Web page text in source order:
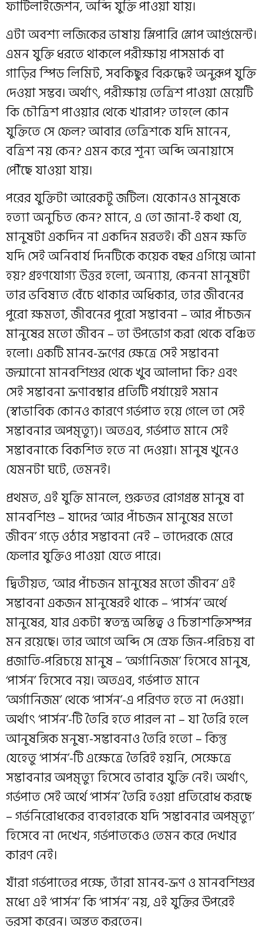
ফার্টিলাইজেশন, অব্দি যুক্তি পাওয়া যায়।
এটা অবশ্য লজিকের ভাষায় স্লিপারি স্লোপ আর্গুমেন্ট।
এমন যুক্তি ধরতে থাকলে পরীক্ষায় পাসমার্ক বা
গাড়ির স্পিড লিমিট, সবকিছুর বিরুদ্ধেই অনুরূপ যুক্তি
দেওয়া সম্ভব। অর্থাৎ, পরীক্ষায় তেত্রিশ পাওয়া মেয়েটি
কি চৌত্রিশ পাওয়ার থেকে খারাপ? তাহলে কোন
যুক্তিতে সে ফেল? আবার তেত্রিশকে যদি মানেন,
বত্রিশ নয় কেন? এমন করে শূন্য অব্দি অনায়াসে
পৌঁছে যাওয়া যায়।
পরের যুক্তিটা আরেকটু জটিল। যেকোনও মানুষকে
হত্যা অনুচিত কেন? মানে, এ তো জানা-ই কথা যে,
মানুষটা একদিন না একদিন মরতই। কী এমন ক্ষতি
যদি সেই অনিবার্য দিনটিকে কয়েক বছর এগিয়ে আনা
হয়? গ্রহণযোগ্য উত্তর হলো, অন্যায়, কেননা মানুষটা
তার ভবিষ্যত বেঁচে থাকার অধিকার, তার জীবনের
পুরো ক্ষমতা, জীবনের পুরো সম্ভাবনা – আর পাঁচজন
মানুষের মতো জীবন – তা উপভোগ করা থেকে বঞ্চিত
হলো। একটি মানব-ভ্রূণের ক্ষেত্রে সেই সম্ভাবনা
জন্মানো মানবশিশুর থেকে খুব আলাদা কি? এবং
সেই সম্ভাবনা ভ্রূণাবস্থার প্রতিটি পর্যায়েই সমান
(স্বাভাবিক কোনও কারণে গর্ভপাত হয়ে গেলে তা সেই
সম্ভাবনার অপমৃত্যু)। অতএব, গর্ভপাত মানে সেই
সম্ভাবনাকে বিকশিত হতে না দেওয়া। মানুষ খুনেও
যেমনটা ঘটে, তেমনই।
প্রথমত, এই যুক্তি মানলে, গুরুতর রোগগ্রস্ত মানুষ বা
মানবশিশু – যাদের ‘আর পাঁচজন মানুষের মতো
জীবন’ গড়ে ওঠার সম্ভাবনা নেই – তাদেরকে মেরে
ফেলার যুক্তিও পাওয়া যেতে পারে।
দ্বিতীয়ত, ‘আর পাঁচজন মানুষের মতো জীবন’ এই
সম্ভাবনা একজন মানুষেরই থাকে – ‘পার্সন’ অর্থে
মানুষের, যার একটা স্বতন্ত্র অস্তিত্ব ও চিন্তাশক্তিসম্পন্ন
মন রয়েছে। তার আগে অব্দি সে স্রেফ জিন-পরিচয় বা
প্রজাতি-পরিচয়ে মানুষ – ‘অর্গানিজম’ হিসেবে মানুষ,
‘পার্সন’ হিসেবে নয়। অতএব, গর্ভপাত মানে
‘অর্গানিজম’ থেকে ‘পার্সন’-এ পরিণত হতে না দেওয়া।
অর্থাৎ ‘পার্সন’-টি তৈরি হতে পারল না – যা তৈরি হলে
আনুষঙ্গিক মনুষ্য-সম্ভাবনাও তৈরি হতো – কিন্তু
যেহেতু ‘পার্সন’-টি এক্ষেত্রে তৈরিই হয়নি, সেক্ষেত্রে
সম্ভাবনার অপমৃত্যু হিসেবে ভাবার যুক্তি নেই। অর্থাৎ,
গর্ভপাত সেই অর্থে ‘পার্সন’ তৈরি হওয়া প্রতিরোধ করছে
– গর্ভনিরোধকের ব্যবহারকে যদি ‘সম্ভাবনার অপমৃত্যু’
হিসেবে না দেখেন, গর্ভপাতকেও তেমন করে দেখার
কারণ নেই।
যাঁরা গর্ভপাতের পক্ষে, তাঁরা মানব-ভ্রূণ ও মানবশিশুর
মধ্যে এই ‘পার্সন’ কি ‘পার্সন’ নয়, এই যুক্তির উপরেই
ভরসা করেন। অন্তত করতেন।